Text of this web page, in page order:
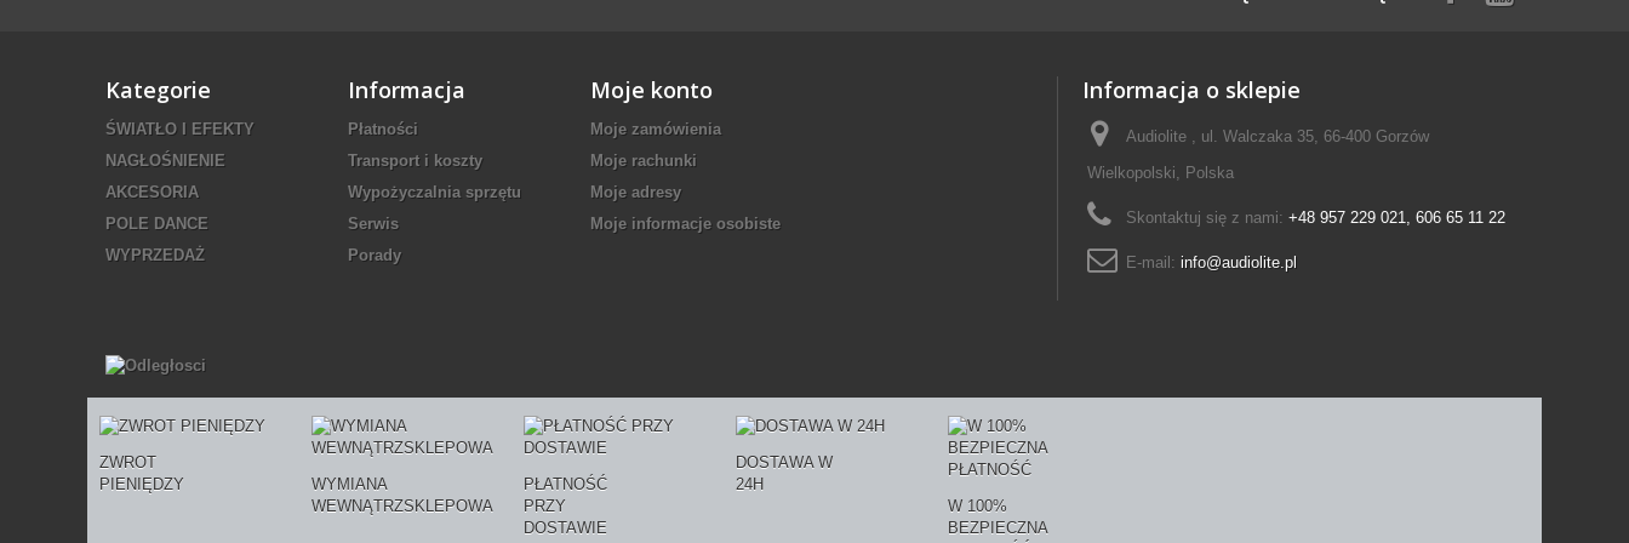
Kategorie
ŚWIATŁO I EFEKTY
NAGŁOŚNIENIE
AKCESORIA
POLE DANCE
WYPRZEDAŻ
Informacja
Płatności
Transport i koszty
Wypożyczalnia sprzętu
Serwis
Porady
Moje konto
Moje zamówienia
Moje rachunki
Moje adresy
Moje informacje osobiste
Informacja o sklepie
Audiolite , ul. Walczaka 35, 66-400 Gorzów
Wielkopolski, Polska
Skontaktuj się z nami: +48 957 229 021, 606 65 11 22
E-mail: info@audiolite.pl
ZWROT
PIENIĘDZY
WYMIANA
WEWNĄTRZSKLEPOWA
PŁATNOŚĆ
PRZY
DOSTAWIE
DOSTAWA W
24H
W 100%
BEZPIECZNA